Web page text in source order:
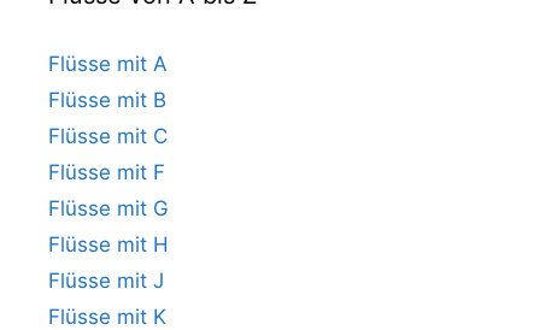
Flüsse mit A
Flüsse mit B
Flüsse mit C
Flüsse mit F
Flüsse mit G
Flüsse mit H
Flüsse mit J
Flüsse mit K